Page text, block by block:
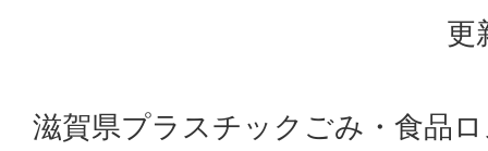
更
滋賀県プラスチックごみ・食品